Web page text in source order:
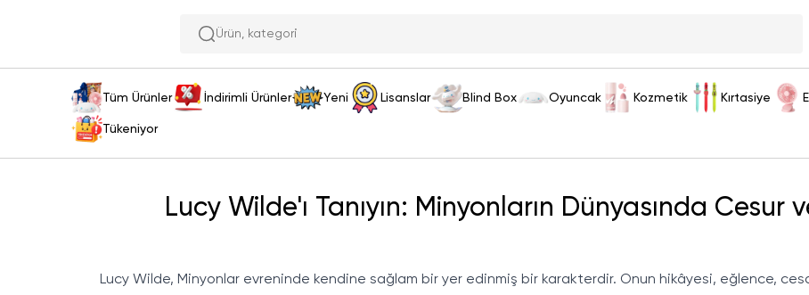
Ürün,
Tüm Ürünler İndirimli Ürünler Yeni Lisanslar Blind Box Oyuncak Kozmetik Kırtasiye
Tükeniyor
Lucy Wilde'ı Tanıyın: Minyonların Dünyasında Cesur
Lucy Wilde, Minyonlar evreninde kendine sağlam bir yer edinmiş bir karakterdir. Onun hikâyesi, eğlence,